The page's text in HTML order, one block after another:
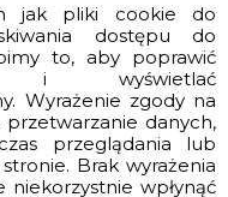
jak pliki cookie do
dostępu do
to, aby poprawić
i wyświetlać
Wyrażenie zgody na
danych,
przeglądania lub
Brak wyrażenia
wpłynąć
dni:0.00zł.